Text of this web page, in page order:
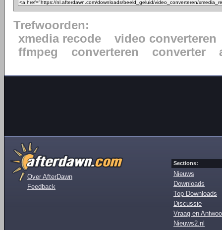
Trefwoorden:
xmedia recode
video converteren
ffmpeg
converteren converter
Over AfterDawn
Feedback
Sections:
Nieuws
Downloads
Top Downloads
Discussie
Vraag en
Nieuws2.nl